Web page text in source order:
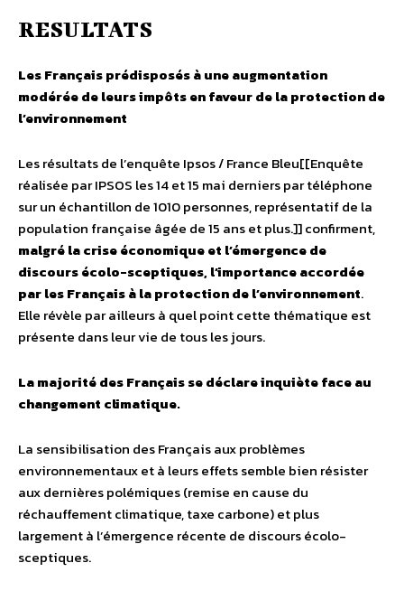
RESULTATS
Les Français prédisposés à une augmentation
modérée de leurs impôts en faveur de la protection de
l’environnement
Les résultats de l’enquête Ipsos / France Bleu[[Enquête
réalisée par IPSOS les 14 et 15 mai derniers par téléphone
sur un échantillon de 1010 personnes, représentatif de la
population française âgée de 15 ans et plus.]] confirment,
malgré la crise économique et l’émergence de
discours écolo-sceptiques, l’importance accordée
par les Français à la protection de l’environnement.
Elle révèle par ailleurs à quel point cette thématique est
présente dans leur vie de tous les jours.
La majorité des Français se déclare inquiète face au
changement climatique.
La sensibilisation des Français aux problèmes
environnementaux et à leurs effets semble bien résister
aux dernières polémiques (remise en cause du
réchauffement climatique, taxe carbone) et plus
largement à l’émergence récente de discours écolo-
sceptiques.